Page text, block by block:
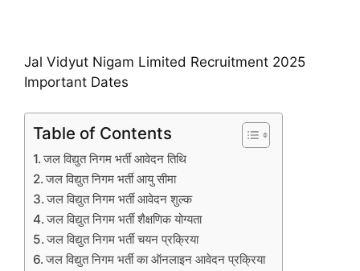
Jal Vidyut Nigam Limited Recruitment 2025
Important Dates
Table of Contents
जल विद्युत निगम भर्ती आवेदन तिथि
जल विद्युत निगम भर्ती आयु सीमा
जल विद्युत निगम भर्ती आवेदन शुल्क
जल विद्युत निगम भर्ती शैक्षणिक योग्यता
जल विद्युत निगम भर्ती चयन प्रक्रिया
जल विद्युत निगम भर्ती का ऑनलाइन आवेदन प्रक्रिया